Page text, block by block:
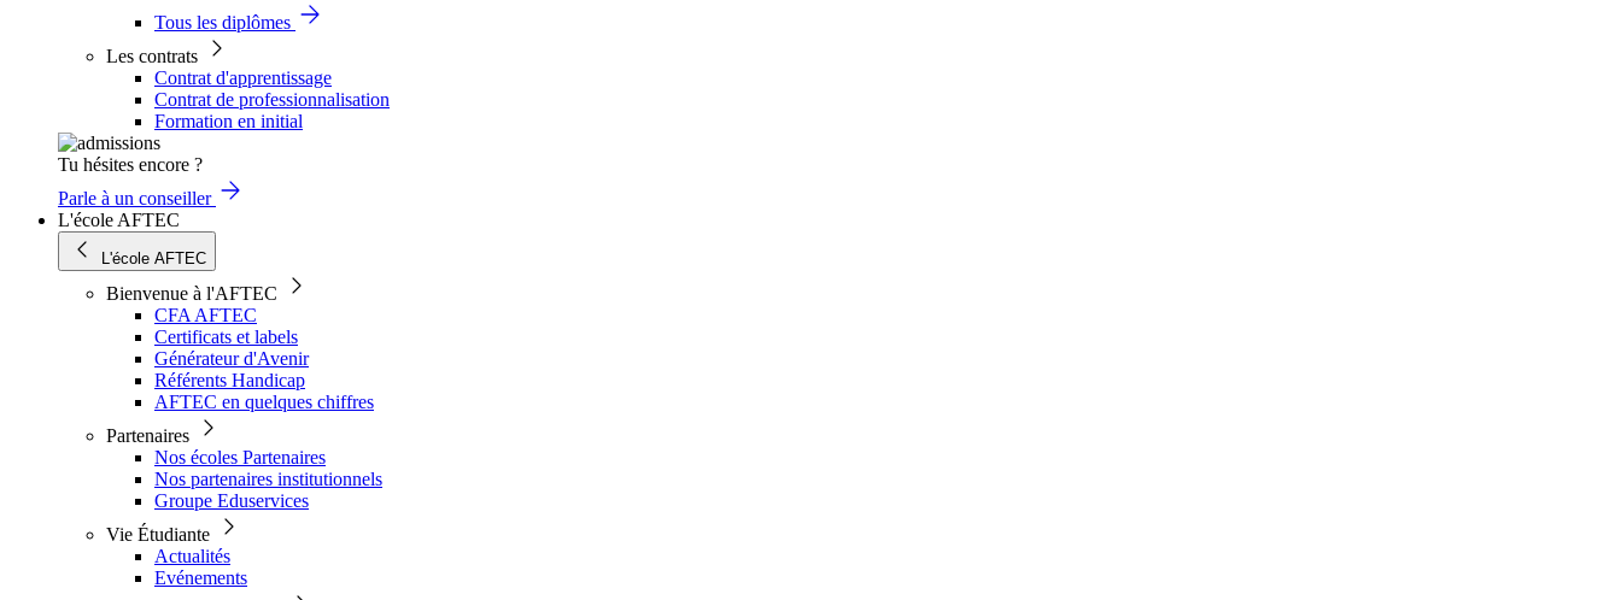
Tous les diplômes
Les contrats
Contrat d'apprentissage
Contrat de professionnalisation
Formation en initial
Tu hésites encore ?
Parle à un conseiller
L'école AFTEC
L'école AFTEC
Bienvenue à l'AFTEC
CFA AFTEC
Certificats et labels
Générateur d'Avenir
Référents Handicap
AFTEC en quelques chiffres
Partenaires
Nos écoles Partenaires
Nos partenaires institutionnels
Groupe Eduservices
Vie Étudiante
Actualités
Evénements